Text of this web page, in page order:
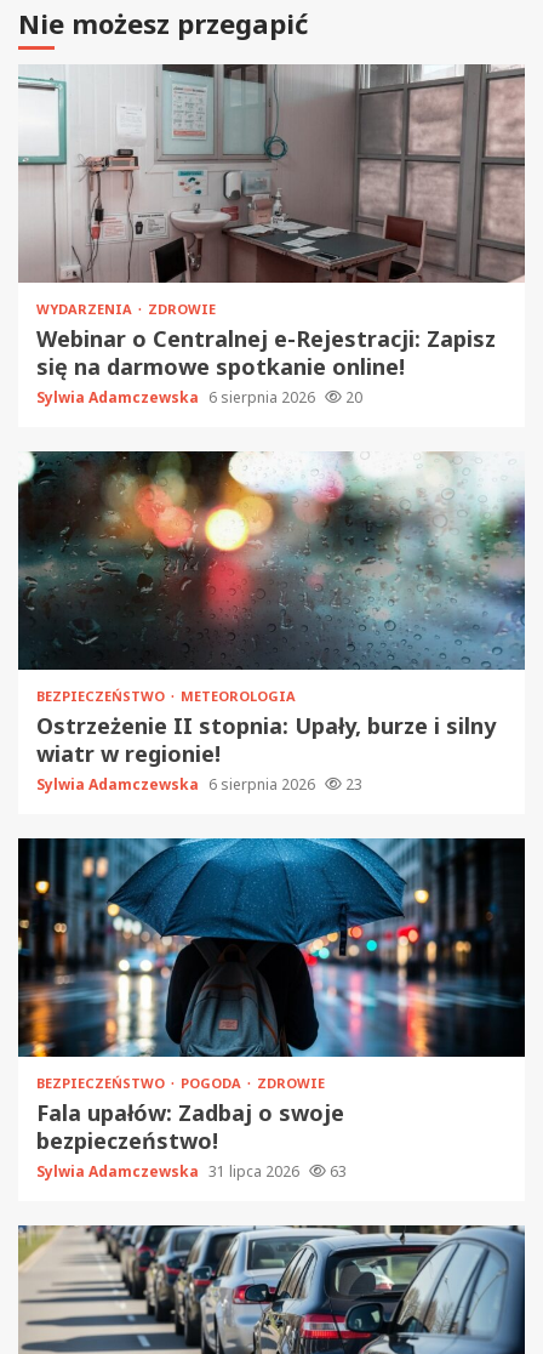
Nie możesz przegapić
WYDARZENIA ZDROWIE
Webinar o Centralnej e-Rejestracji: Zapisz
się na darmowe spotkanie online!
Sylwia Adamczewska 6 sierpnia 2026 20
BEZPIECZEŃSTWO METEOROLOGIA
Ostrzeżenie II stopnia: Upały, burze i silny
wiatr w regionie!
Sylwia Adamczewska 6 sierpnia 2026 23
BEZPIECZEŃSTWO POGODA ZDROWIE
Fala upałów: Zadbaj o swoje
bezpieczeństwo!
Sylwia Adamczewska 31 lipca 2026 63